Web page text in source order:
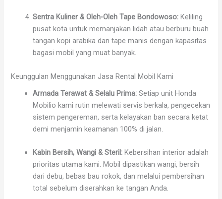
Sentra Kuliner & Oleh-Oleh Tape Bondowoso: Keliling
pusat kota untuk memanjakan lidah atau berburu buah
tangan kopi arabika dan tape manis dengan kapasitas
bagasi mobil yang muat banyak.
Keunggulan Menggunakan Jasa Rental Mobil Kami
Armada Terawat & Selalu Prima: Setiap unit Honda
Mobilio kami rutin melewati servis berkala, pengecekan
sistem pengereman, serta kelayakan ban secara ketat
demi menjamin keamanan 100% di jalan.
Kabin Bersih, Wangi & Steril: Kebersihan interior adalah
prioritas utama kami. Mobil dipastikan wangi, bersih
dari debu, bebas bau rokok, dan melalui pembersihan
total sebelum diserahkan ke tangan Anda.